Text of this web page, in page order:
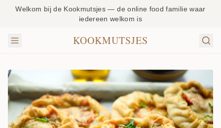
Welkom bij de Kookmutsjes — de online food familie waar
iedereen welkom is
KOOKMUTSJES